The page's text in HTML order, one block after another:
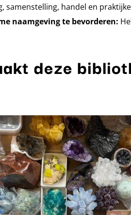
samenstelling, handel en
naamgeving te bevorderen:
deze